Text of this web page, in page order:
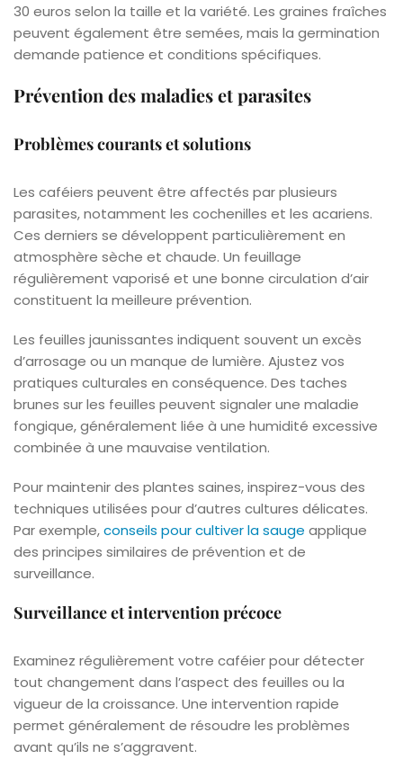
30 euros selon la taille et la variété. Les graines fraîches
peuvent également être semées, mais la germination
demande patience et conditions spécifiques.
Prévention des maladies et parasites
Problèmes courants et solutions
Les caféiers peuvent être affectés par plusieurs
parasites, notamment les cochenilles et les acariens.
Ces derniers se développent particulièrement en
atmosphère sèche et chaude. Un feuillage
régulièrement vaporisé et une bonne circulation d’air
constituent la meilleure prévention.
Les feuilles jaunissantes indiquent souvent un excès
d’arrosage ou un manque de lumière. Ajustez vos
pratiques culturales en conséquence. Des taches
brunes sur les feuilles peuvent signaler une maladie
fongique, généralement liée à une humidité excessive
combinée à une mauvaise ventilation.
Pour maintenir des plantes saines, inspirez-vous des
techniques utilisées pour d’autres cultures délicates.
Par exemple,conseils pour cultiver la sauge applique
des principes similaires de prévention et de
surveillance.
Surveillance et intervention précoce
Examinez régulièrement votre caféier pour détecter
tout changement dans l’aspect des feuilles ou la
vigueur de la croissance. Une intervention rapide
permet généralement de résoudre les problèmes
avant qu’ils ne s’aggravent.